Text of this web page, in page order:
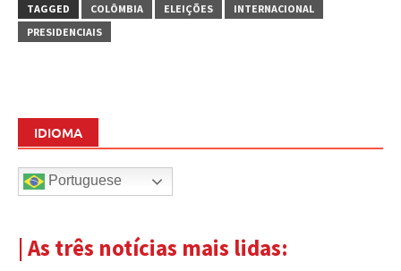
TAGGED
COLÔMBIA ELEIÇÕES
INTERNACIONAL
PRESIDENCIAIS
IDIOMA
Portuguese
| As três notícias mais lidas: